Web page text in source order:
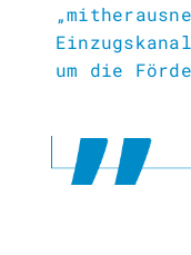
um die